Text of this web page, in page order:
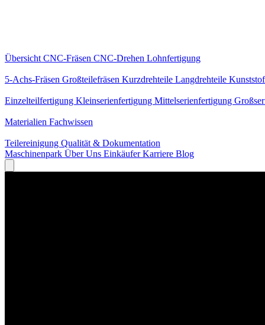
Übersicht CNC-Fräsen CNC-Drehen Lohnfertigung
5-Achs-Fräsen Großteilefräsen Kurzdrehteile Langdrehteile
Einzelteilfertigung Kleinserienfertigung Mittelserienfertigung
Materialien Fachwissen
Teilereinigung Qualität & Dokumentation
Maschinenpark Über Uns EinkäuferKarriere Blog